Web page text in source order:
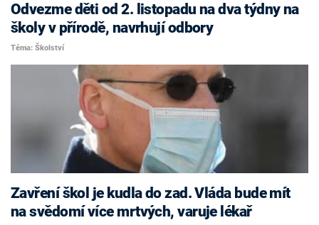
Odvezme děti od 2. listopadu na dva týdny na
školy v přírodě, navrhují odbory
Téma: Školství
Zavření škol je kudla do zad. Vláda bude mít
na svědomí více mrtvých, varuje lékař